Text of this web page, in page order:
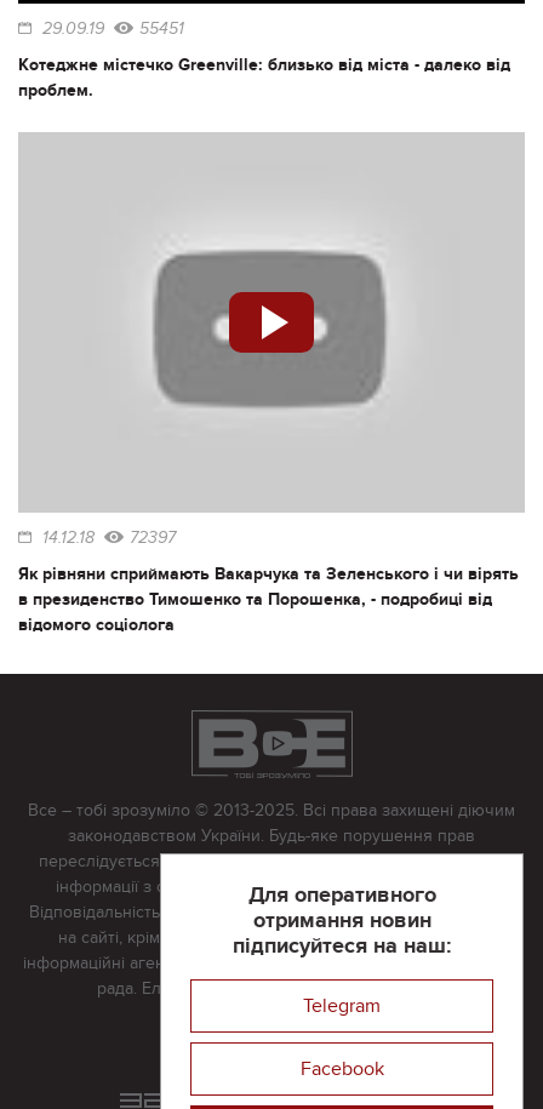
29.09.19 55451
Котеджне містечко Greenville: близько від міста - далеко від
проблем.
14.12.18 72397
Як рівняни сприймають Вакарчука та Зеленського і чи вірять
в президенство Тимошенко та Порошенка, - подробиці від
відомого соціолога
Для оперативного
отримання новин
підписуйтеся на наш:
Telegram
Facebook
Все – тобі зрозуміло © 2013-2025. Всі права захищені діючим
законодавством України. Будь-яке порушення прав
переслідується в судовому порядку. Будь-яке відтворення
інформації з сайту тільки з письмово дозволу редакції.
Відповідальність за достовірність усіх матеріалів, розміщених
на сайті, крім матеріалів, які містять посилання на інші
інформаційні агентства або інтернет-видання, несе редакційна
рада. Електронна пошта:
Реклама на сайті
Розроблений та підтримується